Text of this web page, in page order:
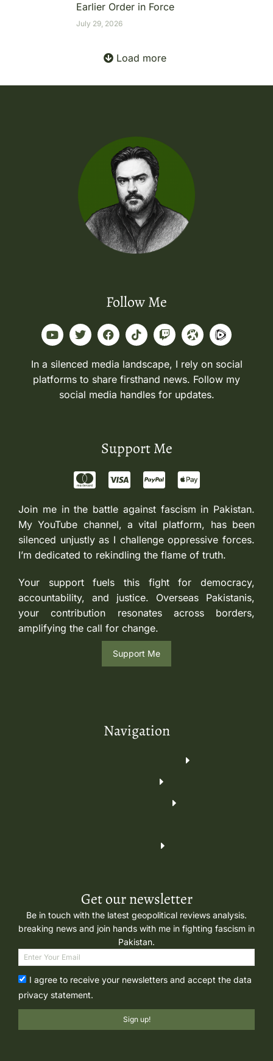
Earlier Order in Force
July 29, 2026
Load more
Follow Me
In a silenced media landscape, I rely on social
platforms to share firsthand news. Follow my
social media handles for updates.
Support Me
Join me in the battle against fascism in Pakistan.
My YouTube channel, a vital platform, has been
silenced unjustly as I challenge oppressive forces.
I’m dedicated to rekindling the flame of truth.
Your support fuels this fight for democracy,
accountability, and justice. Overseas Pakistanis,
your contribution resonates across borders,
amplifying the call for change.
Support Me
Navigation
Get our newsletter
Be in touch with the latest geopolitical reviews analysis.
breaking news and join hands with me in fighting fascism in
Pakistan.
I agree to receive your newsletters and accept the data
privacy statement.
Sign up!